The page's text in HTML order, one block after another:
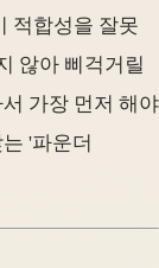
적합성을 잘못
않아 삐걱거릴
가장 먼저 해야
'파운더